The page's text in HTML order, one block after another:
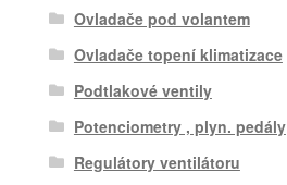
Ovladače pod volantem
Ovladače topení klimatizace
Podtlakové ventily
Potenciometry , plyn. pedály
Regulátory ventilátoru